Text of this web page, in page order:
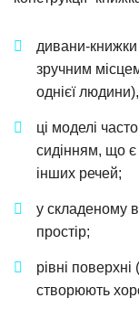
дивани-
зручним
однієї
ці моделі
сидінням, що є
інших речей;
у складеному
простір;
рівні
створюють